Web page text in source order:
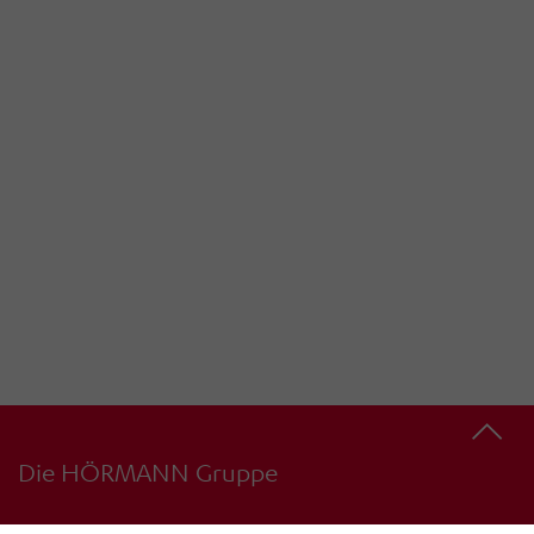
Die HÖRMANN Gruppe